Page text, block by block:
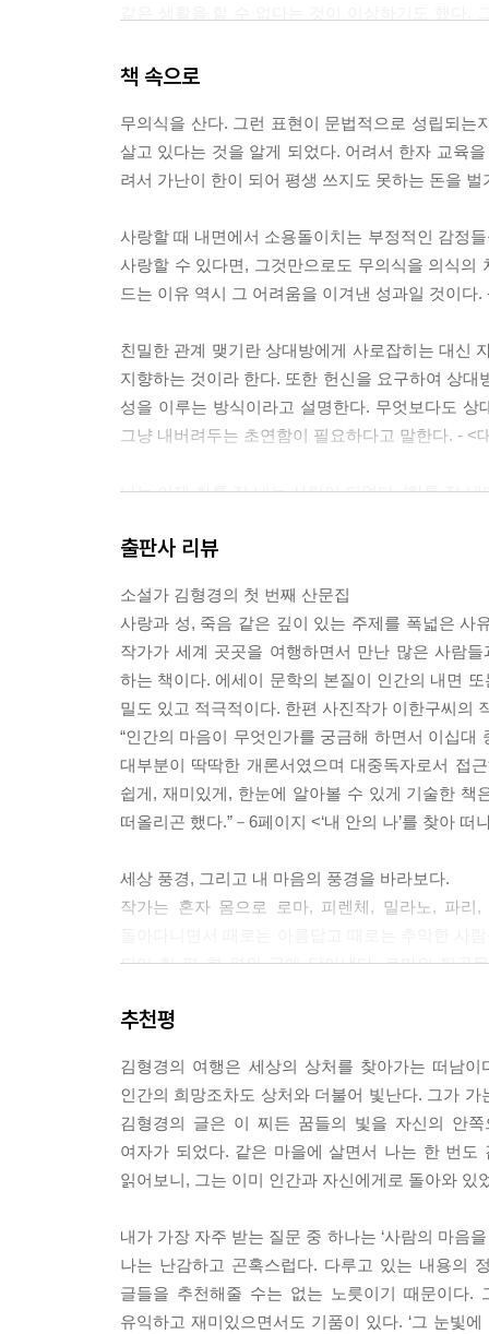
실타래를 풀다풀다 지쳐 마침내는 이런 것이 "사
절실하게 이 책이 필요했을지 모르겠다. 하지만, <
해 주위 사람으로 하여금 도리어 자신의 그늘
겅중겅중하고, 빈틈이 많아 보였던 그녀가(왜 웃
만큼 단단해져 있었다.
정색하고 자신을 반문했으며, 지난 상처를 끄집
미노스의 미궁을 빠져나오려 애쓰는 테세우스처
무엇이 자신을 울게 했는지 2년이나 궁구한 끝에
외딴 우물처럼 꼭 그만큼 밀폐되고, 그렇게 내밀했
그녀는 크게 세 부분으로 나누어, 먼저 인간의 '
고통, 긍지와 좌절, 기쁨과 절망이 고스란히 보
이만치 정확하고 명료하게 인간 감정을 서술할
가령, '우울-정신의 착오, 혹은 마음의 요술부리
'뻔뻔하게-유아적 환상없이 세상 읽기', '친절-
호들갑스럽지도, 사전적이지도 않아 마음에 들었다.
일년 전, 힘없던 내가 이 책을 읽었더라면 얼마나
마음 한구석이 안타까운 거다. 그때 마음이 허공
허당을 밟는 듯 했다고. 여행에서 자기가 느꼈
살아야 할지 알 수 있을 것 같았다고. 그래서 이 책
아니라는 점도 그렇다. "용기"가 '절망 속에서
치더라도, 그 속에서 걸어나올 수 있는 능력이 누
삶이란 주어지지 않는 것이기에, 하루하루 애써
사랑하기도 하고 미워하기도 하며, 또 그 사람에
언제나 극복될 수 있을 것이다. 내게 그러했듯, <
그러니, 친구들. 건투!!
책 속으로
무의식을 산다. 그런 표현이 문법적으로 성립되
살고 있다는 것을 알게 되었다. 어려서 한자 교육
려서 가난이 한이 되어 평생 쓰지도 못하는 돈을
사랑할 때 내면에서 소용돌이치는 부정적인 감정
사랑할 수 있다면, 그것만으로도 무의식을 의식
드는 이유 역시 그 어려움을 이겨낸 성과일 것이다.
친밀한 관계 맺기란 상대방에게 사로잡히는 대신
지향하는 것이라 한다. 또한 헌신을 요구하여 상
성을 이루는 방식이라고 설명한다. 무엇보다도
그냥 내버려두는 초연함이 필요하다고 말한다. - <
나는 이제 화를 잘 내는 사람이 되었다. ‘화를 잘
정하게 되었다는 뜻이다. 분노의 본질에 대해 간결
우울증이 찾아오면 틀림없이 이런 상황 중 하나다
하게 추위에 노출되거나 햇빛을 적게 쬐었을 경우
거나 달리면 부정적인 생각들이 가라앉고 40분 정
에서
"네가 어떤 사람을 만났는데 그 사람이 마음에 들
도 솔직하게 인정하지 않는 어떤 부분이 있는 것
의 일부이다. 늘 이것을 명심하거라" - <투사> 중에
다. 표면적으로 그 여행은 정신분석에서 알아낸
석을 받으며 헤집어진 고통스러운 감정, 아직도
대해 생각했다. 그녀에게 다른 삶은 없었을까. 그
창조성을 독자적으로 발휘할 만한 사회적 여건이
에 극단적 의존성이나 신경증 환자의 강박증 이
것, 내가 겪는 고통에 아무 의미조차 없을 수도
드… 삶이 본처인 양 목 졸라도 결코 목숨 내놓지
거…" - <콤플렉스> 중에서
이제 나는 내가 선하기도 하고 악하기도 하며 아
기도 하며..... 그런 얼룩덜룩하고 울퉁불퉁한 존재
의 그런 점들도 끌어안을 수 있게 된 점이 더욱 만
이라고 한다. - <자기애> 중에서
출판사 리뷰
소설가 김형경의 첫 번째 산문집
사랑과 성, 죽음 같은 깊이 있는 주제를 폭넓은 사
작가가 세계 곳곳을 여행하면서 만난 많은 사람
하는 책이다. 에세이 문학의 본질이 인간의 내면
밀도 있고 적극적이다. 한편 사진작가 이한구씨의
“인간의 마음이 무엇인가를 궁금해 하면서 이십
대부분이 딱딱한 개론서였으며 대중독자로서 접
쉽게, 재미있게, 한눈에 알아볼 수 있게 기술한
떠올리곤 했다.”－6페이지 <‘내 안의 나’를 찾아 떠
세상 풍경, 그리고 내 마음의 풍경을 바라보다.
작가는 혼자 몸으로 로마, 피렌체, 밀라노, 파리
되어 한 편 한 편의 글에 담아냈다. 로마의 뒷골
대치하면서 시기심의 본질을 이해한다. 뉴질랜드
자신의 삶에 관련된 것이었다.
정신분석을 받은 뒤끝, 마흔 고개에 집까지 팔아
세계를 안쪽으로 온전히 받아들이며 자유롭게
직시하며 스스로를 치유하려 하는 ‘마음’, 그리
벗겨내며 읽다 보면, 독자는 인간 심리에 대한 섬
추천평
김형경의 여행은 세상의 상처를 찾아가는 떠남
인간의 희망조차도 상처와 더불어 빛난다. 그가
김형경의 글은 이 찌든 꿈들의 빛을 자신의 안
여자가 되었다. 같은 마을에 살면서 나는 한 번
읽어보니, 그는 이미 인간과 자신에게로 돌아와
내가 가장 자주 받는 질문 중 하나는 ‘사람의 마음
나는 난감하고 곤혹스럽다. 다루고 있는 내용의
글들을 추천해줄 수는 없는 노릇이기 때문이다.
유익하고 재미있으면서도 기품이 있다. ‘그 눈빛